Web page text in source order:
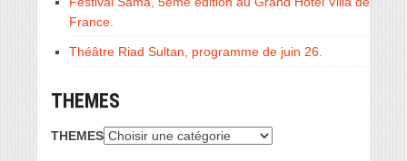
France.
Théâtre Riad Sultan, programme de juin 26.
THEMES
THEMES